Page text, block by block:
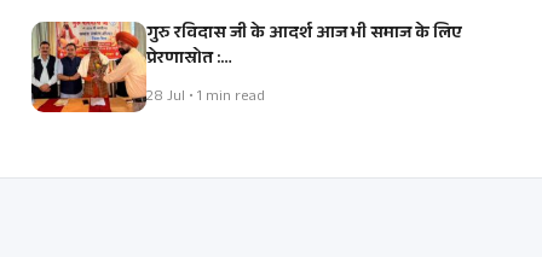
गुरु रविदास जी के आदर्श आज भी समाज के लिए
प्रेरणास्रोत :…
28 Jul • 1 min read